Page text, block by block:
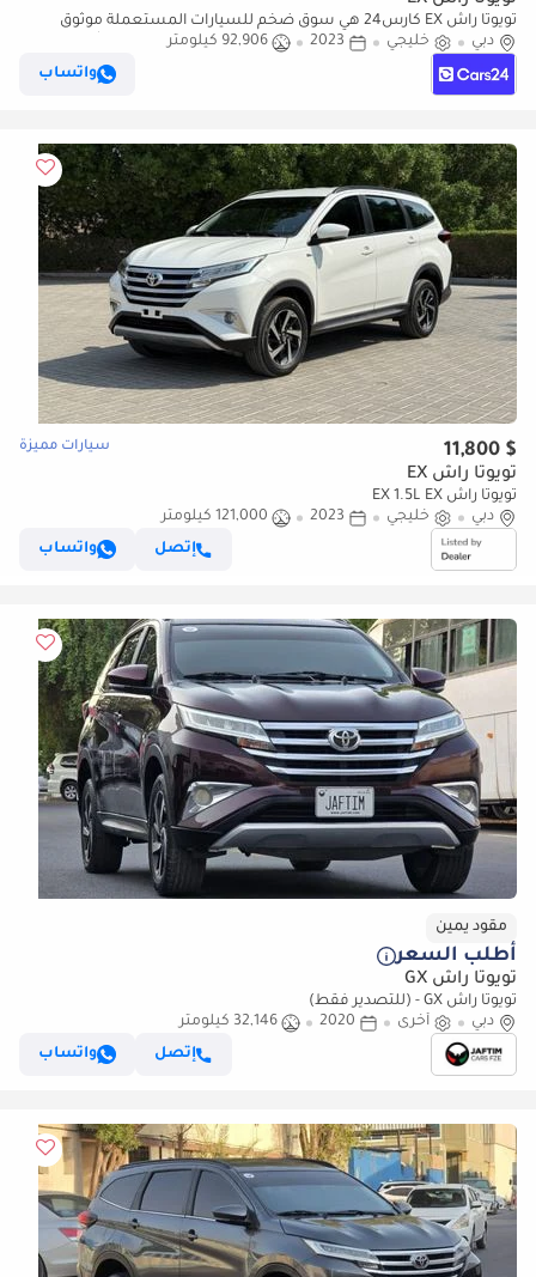
تويوتا راش EX كارس24 هي سوق ضخم للسيارات المستعملة موثوق
ومضمون ٪كارس24 هي سوق ضخم للسيارات المستعملة موثوق
دبي خليجي 2023
92,906 كيلومتر
واتساب
$ 11,800 سيارات مميزة
تويوتا راش EX
تويوتا راش EX 1.5L EX
دبي
خليجي 2023
121,000 كيلومتر
إتصل
واتساب
مقود يمين
أطلب السعر
تويوتا راش GX
تويوتا راش GX - (للتصدير فقط)
دبي
أخرى 2020
32,146 كيلومتر
إتصل
واتساب